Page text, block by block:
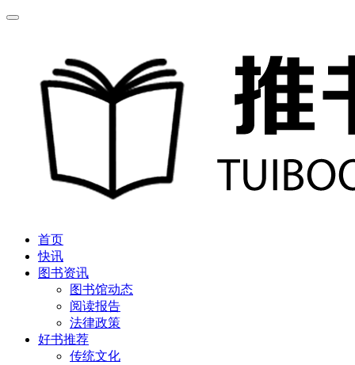
首页
快讯
图书资讯
图书馆动态
阅读报告
法律政策
好书推荐
传统文化